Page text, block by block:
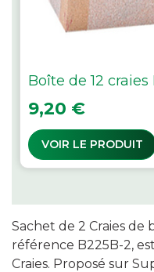
Boîte de 12
Prix
9,20 €
VOIR LE PRODUIT
Sachet de 2 Craies de
référence B225B-2,
Craies. Proposé sur